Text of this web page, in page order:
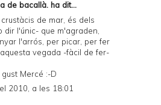
de bacallà. ha dit...
de mar, és dels
dir l'únic- que m'agraden,
l'arrós, per picar, per fer
vegada -fàcil de fer-
Mercé :-D
2010, a les 18:01